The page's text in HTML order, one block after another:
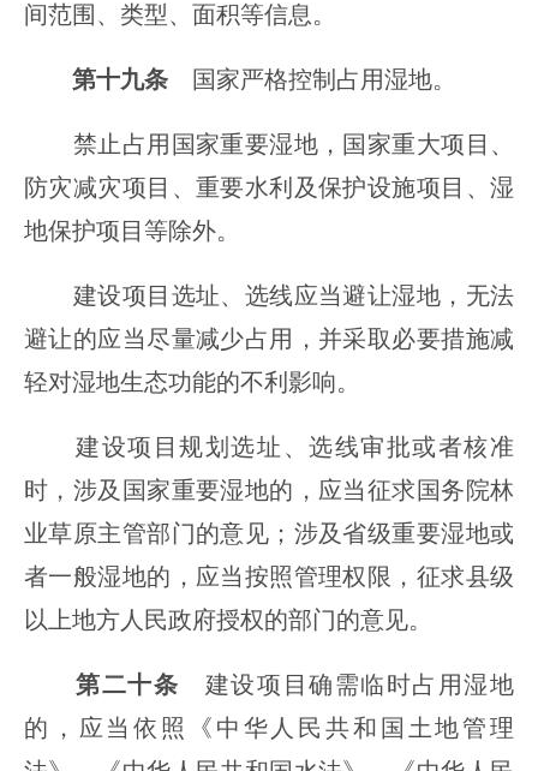
间范围、类型、面积等信息。
第十九条 国家严格控制占用湿地。
禁止占用国家重要湿地，国家重大项目、
防灾减灾项目、重要水利及保护设施项目、湿
地保护项目等除外。
建设项目选址、选线应当避让湿地，无法
避让的应当尽量减少占用，并采取必要措施减
轻对湿地生态功能的不利影响。
建设项目规划选址、选线审批或者核准
时，涉及国家重要湿地的，应当征求国务院林
业草原主管部门的意见；涉及省级重要湿地或
者一般湿地的，应当按照管理权限，征求县级
以上地方人民政府授权的部门的意见。
第二十条 建设项目确需临时占用湿地
的，应当依照《中华人民共和国土地管理